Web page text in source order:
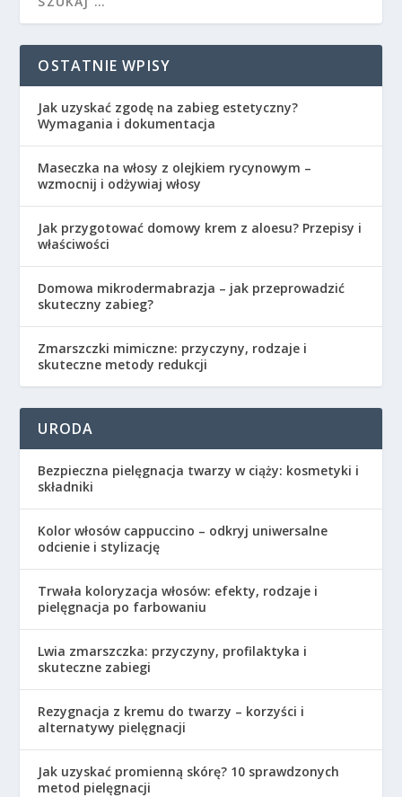
OSTATNIE WPISY
Jak uzyskać zgodę na zabieg estetyczny?
Wymagania i dokumentacja
Maseczka na włosy z olejkiem rycynowym –
wzmocnij i odżywiaj włosy
Jak przygotować domowy krem z aloesu? Przepisy i
właściwości
Domowa mikrodermabrazja – jak przeprowadzić
skuteczny zabieg?
Zmarszczki mimiczne: przyczyny, rodzaje i
skuteczne metody redukcji
URODA
Bezpieczna pielęgnacja twarzy w ciąży: kosmetyki i
składniki
Kolor włosów cappuccino – odkryj uniwersalne
odcienie i stylizację
Trwała koloryzacja włosów: efekty, rodzaje i
pielęgnacja po farbowaniu
Lwia zmarszczka: przyczyny, profilaktyka i
skuteczne zabiegi
Rezygnacja z kremu do twarzy – korzyści i
alternatywy pielęgnacji
Jak uzyskać promienną skórę? 10 sprawdzonych
metod pielęgnacji